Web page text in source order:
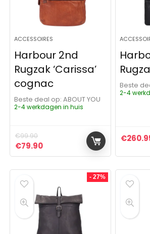
ACCESSOIRES
Harbour 2nd
Rugzak ‘Carissa’
cognac
Beste deal op:
ABOUT YOU
2-4 werkdagen in huis
€99.90
Oorspronkelijke prijs was: €99.90.
€79.90Huidige prijs is: €79.90.
Beste
2-4
€
- 27%